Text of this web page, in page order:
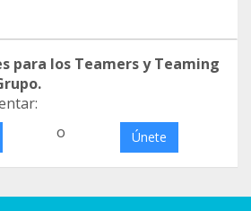
para los Teamers y Teaming
o Únete